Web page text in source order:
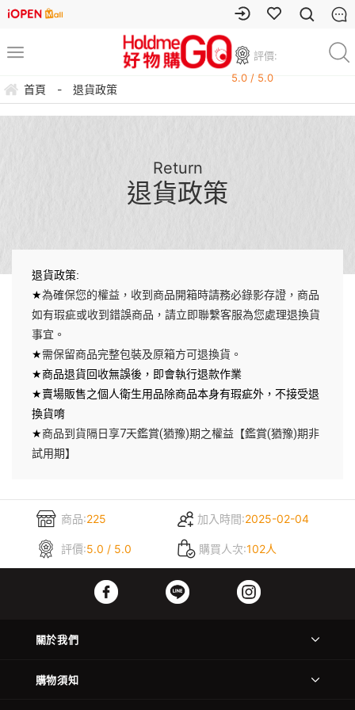
評價:
5.0 / 5.0
首頁 - 退貨政策
Return
退貨政策
退貨政策:
★為確保您的權益，收到商品開箱時請務必錄影存證，商品
如有瑕疵或收到錯誤商品，請立即聯繫客服為您處理退換貨
事宜。
★需保留商品完整包裝及原箱方可退換貨。
★商品退貨回收無誤後，即會執行退款作業
★賣場販售之個人衛生用品除商品本身有瑕疵外，不接受退
換貨唷
★商品到貨隔日享7天鑑賞(猶豫)期之權益【鑑賞(猶豫)期非
試用期】
商品:225 加入時間:2025-02-04
評價:5.0 / 5.0 購買人次:102人
關於我們
購物須知